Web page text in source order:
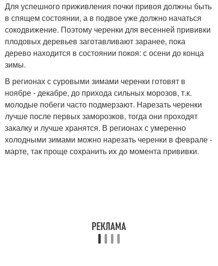
Для успешного приживления почки привоя должны быть
в спящем состоянии, а в подвое уже должно начаться
сокодвижение. Поэтому черенки для весенней прививки
плодовых деревьев заготавливают заранее, пока
дерево находится в состоянии покоя: с осени до конца
зимы.
В регионах с суровыми зимами черенки готовят в
ноябре - декабре, до прихода сильных морозов, т.к.
молодые побеги часто подмерзают. Нарезать черенки
лучше после первых заморозков, тогда они проходят
закалку и лучше хранятся. В регионах с умеренно
холодными зимами можно нарезать черенки в феврале -
марте, так проще сохранить их до момента прививки.